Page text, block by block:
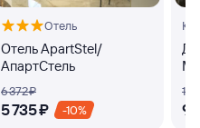
Отель
Отель ApartStel/
АпартСтель
6 ⁠372 ⁠₽
5 ⁠735 ⁠₽ -10%
10
9